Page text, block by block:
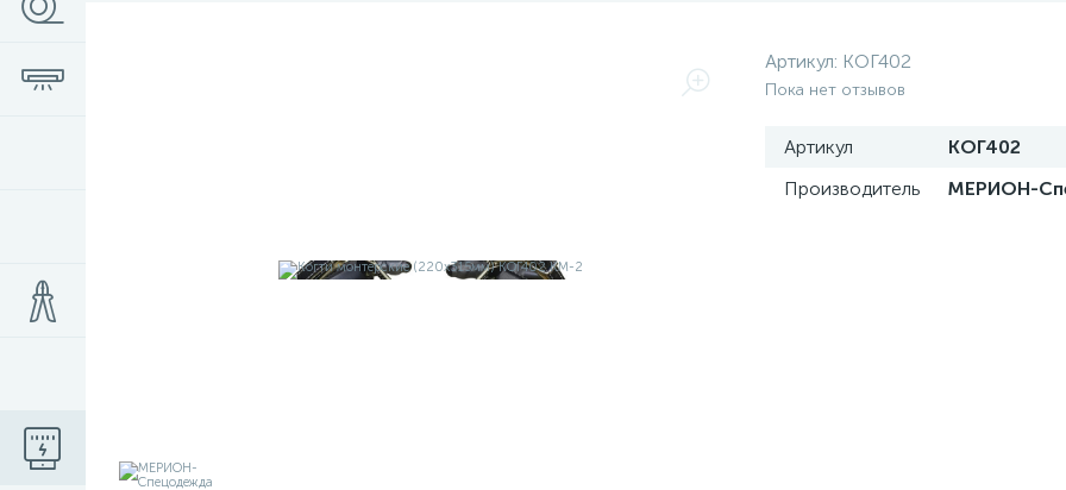
Артикул: КОГ402
Пока нет отзывов
Артикул
КОГ402
Производитель
МЕРИОН-